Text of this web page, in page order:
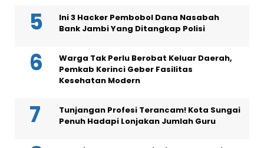
Ini 3 Hacker Pembobol Dana Nasabah
Bank Jambi Yang Ditangkap Polisi
Warga Tak Perlu Berobat Keluar Daerah,
Pemkab Kerinci Geber Fasilitas
Kesehatan Modern
Tunjangan Profesi Terancam! Kota Sungai
Penuh Hadapi Lonjakan Jumlah Guru